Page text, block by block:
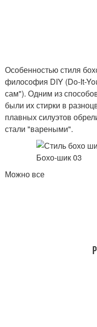
Особенностью стиля
философия DIY (Do-It-
сам"). Одним из
были их стирки в
плавных силуэтов
стали "вареными".
Можно все